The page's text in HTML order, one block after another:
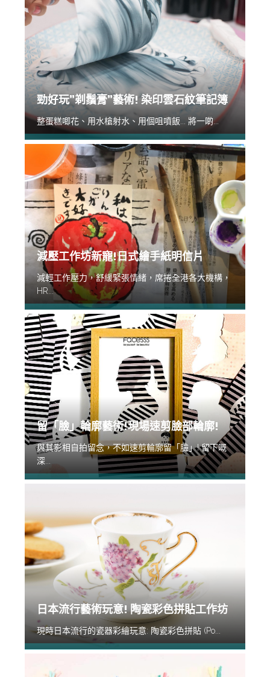
勁好玩”剃鬚膏”藝術! 染印雲石紋筆記簿
整蛋糕唧花、用水槍射水、用個咀噴飯... 將一啲...
減壓工作坊新寵!日式繪手紙明信片
減輕工作壓力，舒緩緊張情緒，席捲全港各大機構，
HR...
留「臉」輪廓藝術!現場速剪臉部輪廓!
與其影相自拍留念，不如速剪輪廓留「臉」! 留下嘅
深...
日本流行藝術玩意! 陶瓷彩色拼貼工作坊
現時日本流行的瓷器彩繪玩意: 陶瓷彩色拼貼 (Po...